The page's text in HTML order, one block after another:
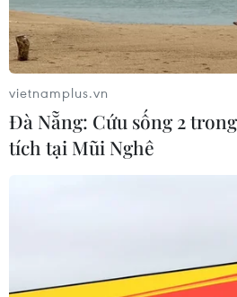
vietnamplus.vn
Đà Nẵng: Cứu sống 2
tích tại Mũi Nghê